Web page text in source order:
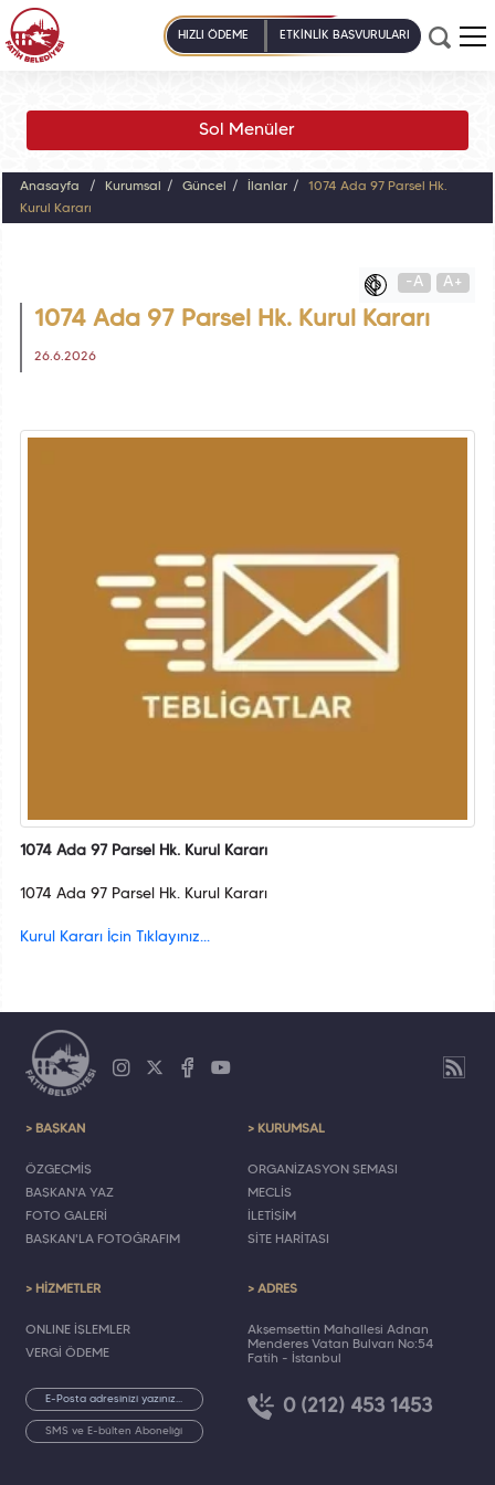
HIZLI ÖDEME ETKİNLİK BAŞVURULARI
Sol Menüler
Anasayfa Kurumsal Güncel İlanlar
1074 Ada 97 Parsel Hk.
Kurul Kararı
-A A+
1074 Ada 97 Parsel Hk. Kurul Kararı
26.6.2026
1074 Ada 97 Parsel Hk. Kurul Kararı
1074 Ada 97 Parsel Hk. Kurul Kararı
Kurul Kararı İçin Tıklayınız...
> BAŞKAN
ÖZGEÇMİŞ
BAŞKAN'A YAZ
FOTO GALERİ
BAŞKAN'LA FOTOĞRAFIM
> KURUMSAL
ORGANİZASYON ŞEMASI
MECLİS
İLETİŞİM
SİTE HARİTASI
> HİZMETLER
ONLINE İŞLEMLER
VERGİ ÖDEME
SMS ve E-bülten Aboneliği
> ADRES
Akşemsettin Mahallesi Adnan
Menderes Vatan Bulvarı No:54
Fatih - İstanbul
0 (212) 453 1453